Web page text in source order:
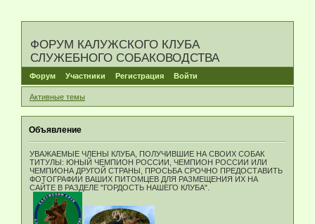
ФОРУМ КАЛУЖСКОГО КЛУБА
СЛУЖЕБНОГО СОБАКОВОДСТВА
Форум Участники Регистрация Войти
Активные темы
Объявление
УВАЖАЕМЫЕ ЧЛЕНЫ КЛУБА, ПОЛУЧИВШИЕ НА СВОИХ СОБАК
ТИТУЛЫ: ЮНЫЙ ЧЕМПИОН РОССИИ, ЧЕМПИОН РОССИИ ИЛИ
ЧЕМПИОНА ДРУГОЙ СТРАНЫ, ПРОСЬБА СРОЧНО ПРЕДОСТАВИТЬ
ФОТОГРАФИИ ВАШИХ ПИТОМЦЕВ ДЛЯ РАЗМЕЩЕНИЯ ИХ НА
САЙТЕ В РАЗДЕЛЕ "ГОРДОСТЬ НАШЕГО КЛУБА".